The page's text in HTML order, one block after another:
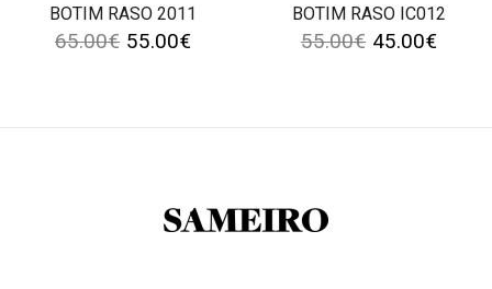
BOTIM RASO 2011
65.00€ 55.00€
BOTIM RASO IC012
55.00€ 45.00€